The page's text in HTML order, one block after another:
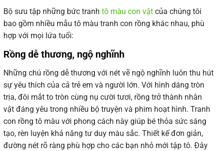
Bộ sưu tập những bức tranh tô màu con vật của chúng tôi
bao gồm nhiều mẫu tô màu tranh con rồng khác nhau, phù
hợp với mọi lứa tuổi:
Rồng dễ thương, ngộ nghĩnh
Những chú rồng dễ thương với nét vẽ ngộ nghĩnh luôn thu hút
sự yêu thích của cả trẻ em và người lớn. Với hình dáng tròn
trịa, đôi mắt to tròn cùng nụ cười tươi, rồng trở thành nhân
vật đáng yêu trong nhiều bộ truyện và phim hoạt hình. Tranh
con rồng tô màu với phong cách này giúp bé thỏa sức sáng
tạo, rèn luyện khả năng tư duy màu sắc. Thiết kế đơn giản,
đường nét rõ ràng phù hợp cho các bạn nhỏ mới tập tô. Đây